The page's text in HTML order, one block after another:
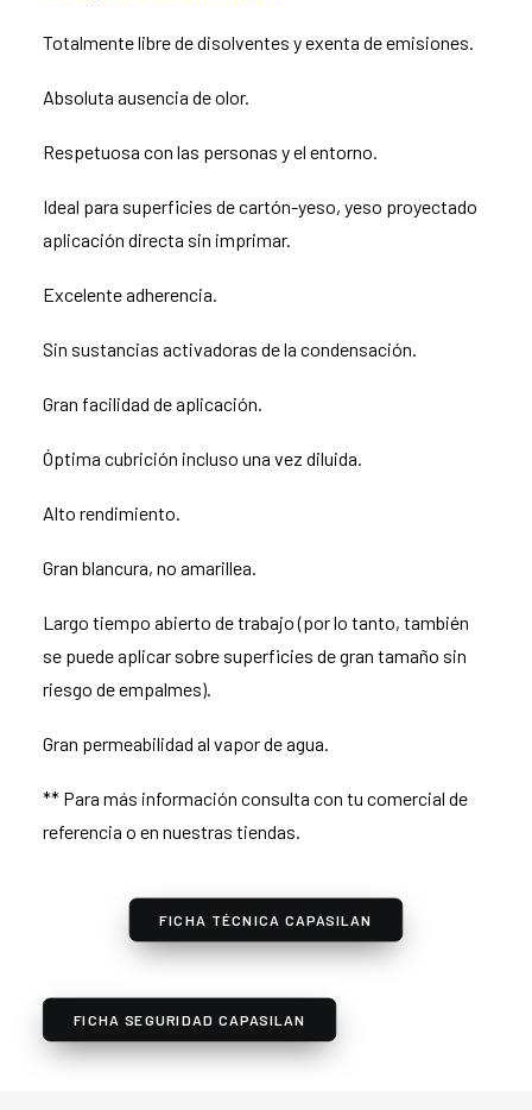
Totalmente libre de disolventes y exenta de emisiones.
Absoluta ausencia de olor.
Respetuosa con las personas y el entorno.
Ideal para superficies de cartón-yeso, yeso proyectado
aplicación directa sin imprimar.
Excelente adherencia.
Sin sustancias activadoras de la condensación.
Gran facilidad de aplicación.
Óptima cubrición incluso una vez diluida.
Alto rendimiento.
Gran blancura, no amarillea.
Largo tiempo abierto de trabajo (por lo tanto, también
se puede aplicar sobre superficies de gran tamaño sin
riesgo de empalmes).
Gran permeabilidad al vapor de agua.
** Para más información consulta con tu comercial de
referencia o en nuestras tiendas.
FICHA TÉCNICA CAPASILAN
FICHA SEGURIDAD CAPASILAN